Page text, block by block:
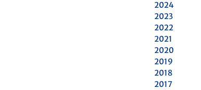
2024
2023
2022
2021
2020
2019
2018
2017